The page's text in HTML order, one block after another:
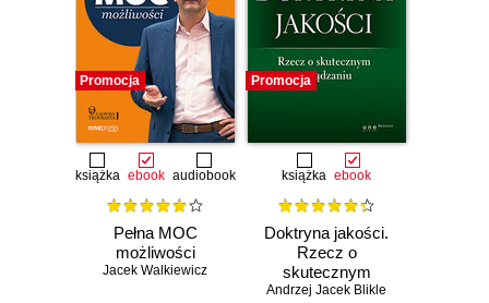
Promocja
książka ebook audiobook
Pełna MOC
możliwości
Jacek Walkiewicz
Promocja
książka ebook
Doktryna jakości.
Rzecz o
skutecznym
zarządzaniu
Andrzej Jacek Blikle